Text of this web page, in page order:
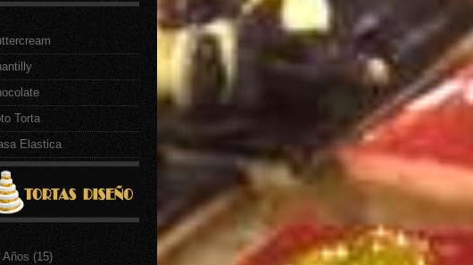
Torta
Elastica
Años (15)